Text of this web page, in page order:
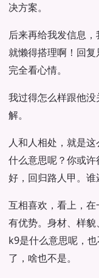
决方案。
后来再给我发信息，
就懒得搭理啊！回复
完全看心情。
我过得怎么样跟他
解。
人和人相处，就是
什么意思呢？你或
好，回归路人甲。谁
互相喜欢，看上，
有优势。身材、样
k9是什么意思呢，
了，啥也不是。